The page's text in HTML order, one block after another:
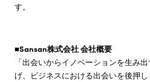
す。
■Sansan株式会社 会社概要
「出会いからイノベーションを生み
げ、ビジネスにおける出会いを後押